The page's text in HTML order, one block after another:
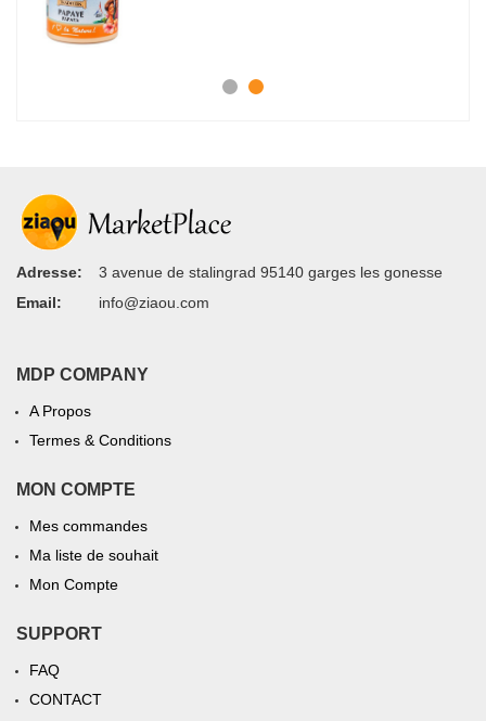
Adresse:
3 avenue de stalingrad 95140 garges les gonesse
Email:
info@ziaou.com
MDP COMPANY
A Propos
Termes & Conditions
MON COMPTE
Mes commandes
Ma liste de souhait
Mon Compte
SUPPORT
FAQ
CONTACT